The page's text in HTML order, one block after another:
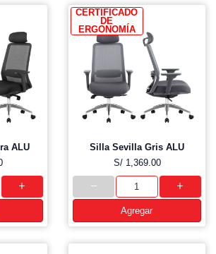
ALU
CERTIFICADO
DE
ERGONOMÍA
Silla Sevilla Gris ALU
S/ 1,369.00
Agregar